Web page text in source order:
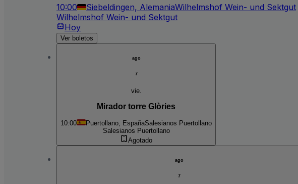
10:00 Siebeldingen, AlemaniaWilhelmshof Wein- und Sektgut
Wilhelmshof Wein- und Sektgut
Hoy
Ver boletos
ago
7
vie.
Mirador torre Glòries
10:00 Puertollano, EspañaSalesianos Puertollano
Salesianos Puertollano
Agotado
ago
7